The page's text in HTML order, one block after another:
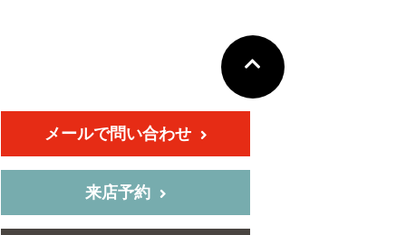
メールで問い合わせ
来店予約